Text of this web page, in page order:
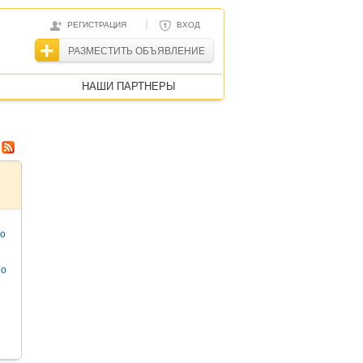
РЕГИСТРАЦИЯ | ВХОД
РАЗМЕСТИТЬ ОБЪЯВЛЕНИЕ
НАШИ ПАРТНЕРЫ